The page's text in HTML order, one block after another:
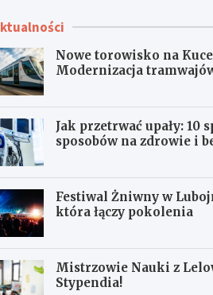
Nowe torowisko na
Modernizacja
Jak przetrwać upały: 10
sposobów na zdrowie i
Festiwal Żniwny w
która łączy pokolenia
Mistrzowie Nauki z
Stypendia!